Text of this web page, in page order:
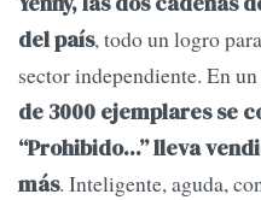
del país, todo un logro
sector independiente. En
de 3000 ejemplares se
“Prohibido...” lleva
más. Inteligente, aguda,